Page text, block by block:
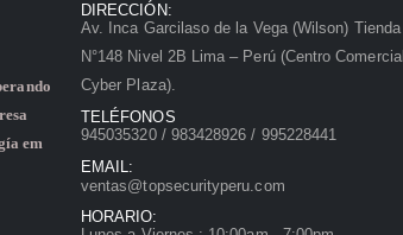
em
DIRECCIÓN:
Av. Inca Garcilaso de la Vega (Wilson) Tienda
N°148 Nivel 2B Lima – Perú (Centro Comercial
Cyber Plaza).
TELÉFONOS
945035320 / 983428926 / 995228441
EMAIL:
ventas@topsecurityperu.com
HORARIO: